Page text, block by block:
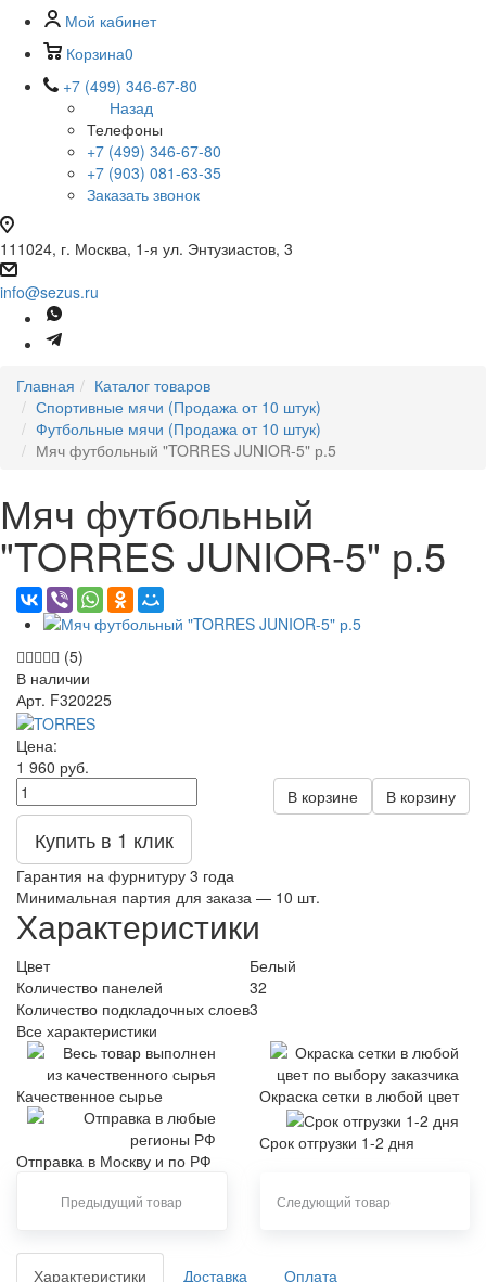
Мой кабинет
Корзина0
+7 (499) 346-67-80
Назад
Телефоны
+7 (499) 346-67-80
+7 (903) 081-63-35
Заказать звонок
111024, г. Москва, 1-я ул. Энтузиастов, 3
info@sezus.ru
Главная
Каталог товаров
Спортивные мячи (Продажа от 10 штук)
Футбольные мячи (Продажа от 10 штук)
Мяч футбольный "TORRES JUNIOR-5" р.5
Мяч футбольный
"TORRES JUNIOR-5" р.5
(5)
В наличии
Арт. F320225
Цена:
1 960 руб.
В корзину
В корзине
Купить в 1 клик
Гарантия на фурнитуру 3 года
Минимальная партия для заказа — 10 шт.
Характеристики
Цвет
Белый
Количество панелей
32
Количество подкладочных слоев3
Все характеристики
Качественное сырье Окраска сетки в любой цвет
Отправка в Москву и по РФ
Срок отгрузки 1-2 дня
Предыдущий товар Следующий товар
Характеристики Доставка Оплата